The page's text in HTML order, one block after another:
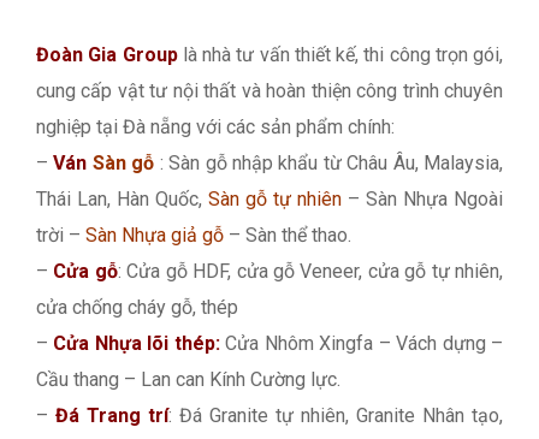
Đoàn Gia Grouplà nhà tư vấn thiết kế, thi công trọn gói,
cung cấp vật tư nội thất và hoàn thiện công trình chuyên
nghiệp tại Đà nẵng với các sản phẩm chính:
–Ván Sàn gỗ : Sàn gỗ nhập khẩu từ Châu Âu, Malaysia,
Thái Lan, Hàn Quốc, Sàn gỗ tự nhiên – Sàn Nhựa Ngoài
trời – Sàn Nhựa giả gỗ – Sàn thể thao.
– Cửa gỗ: Cửa gỗ HDF, cửa gỗ Veneer, cửa gỗ tự nhiên,
cửa chống cháy gỗ, thép
– Cửa Nhựa lõi thép:Cửa Nhôm Xingfa – Vách dựng –
Cầu thang – Lan can Kính Cường lực.
– Đá Trang trí: Đá Granite tự nhiên, Granite Nhân tạo,